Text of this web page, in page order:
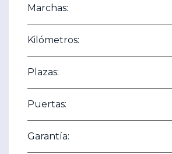
Marchas:
Kilómetros:
Plazas:
Puertas:
Garantía: